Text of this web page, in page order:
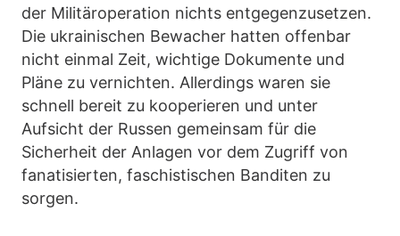
der Militäroperation nichts entgegenzusetzen.
Die ukrainischen Bewacher hatten offenbar
nicht einmal Zeit, wichtige Dokumente und
Pläne zu vernichten. Allerdings waren sie
schnell bereit zu kooperieren und unter
Aufsicht der Russen gemeinsam für die
Sicherheit der Anlagen vor dem Zugriff von
fanatisierten, faschistischen Banditen zu
sorgen.